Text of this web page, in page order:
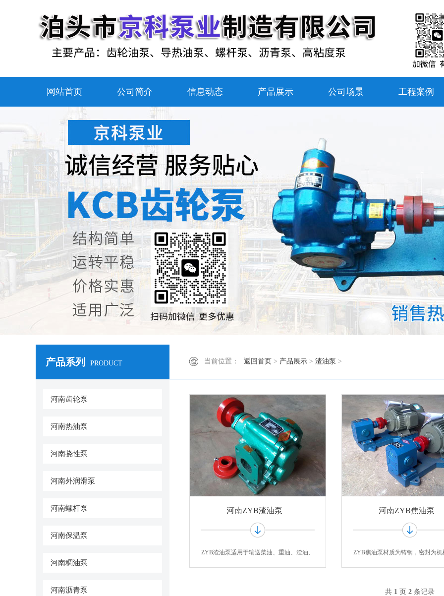
网站首页 公司简介 信息动态 产品展示 公司场景 工程案例
产品系列 PRODUCT
河南齿轮泵
河南热油泵
河南挠性泵
河南外润滑泵
河南螺杆泵
河南保温泵
河南稠油泵
河南沥青泵
当前位置： 返回首页 > 产品展示 > 渣油泵 >
河南ZYB渣油泵
ZYB渣油泵适用于输送柴油、重油、渣油、
燃料油
河南ZYB焦油泵
ZYB焦油泵材质为铸钢，密封为机
煤焦油
共 1 页 2 条记录